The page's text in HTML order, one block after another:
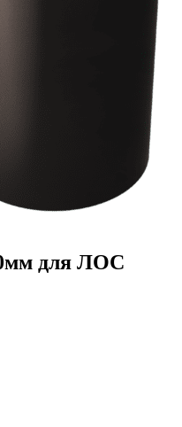
для ЛОС